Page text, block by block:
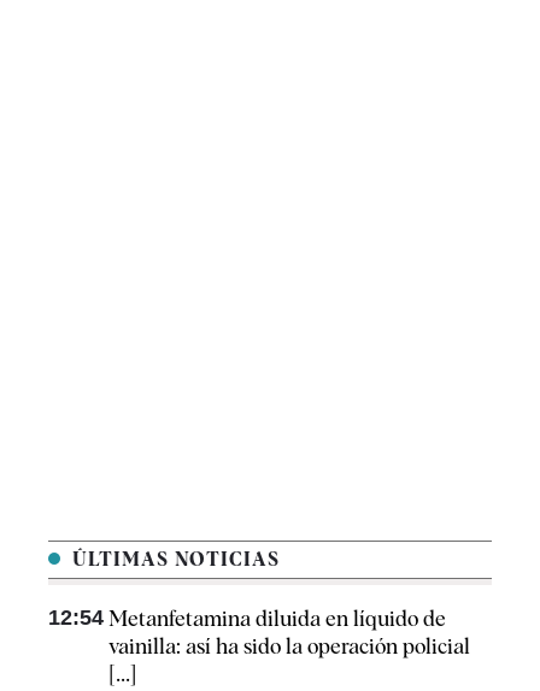
ÚLTIMAS NOTICIAS
12:54 Metanfetamina diluida en líquido de
vainilla: así ha sido la operación policial
[...]